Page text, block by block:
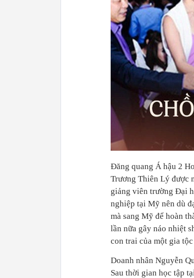
Đăng quang Á hậu 2
Trương Thiên Lý được
giảng viên trường Đại
nghiệp tại Mỹ nên dù
mà sang Mỹ để hoàn
lần nữa gây náo nhiệt
con trai của một gia tộc
Doanh nhân Nguyễn
Sau thời gian học tập